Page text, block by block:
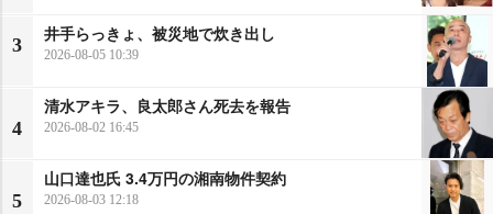
3
井手らっきょ、被災地で炊き出し
2026-08-05 10:39
4
清水アキラ、良太郎さん死去を報告
2026-08-02 16:45
5
山口達也氏 3.4万円の湘南物件契約
2026-08-03 12:18